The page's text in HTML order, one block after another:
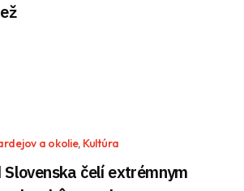
a okolie, Kultúra
Slovenska čelí extrémnym